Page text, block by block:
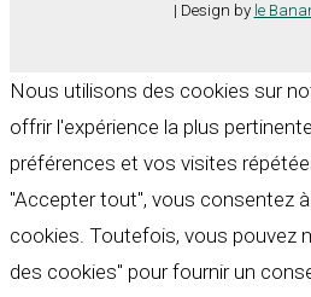
| Design by le
Nous utilisons des cookies sur
offrir l'expérience la plus
préférences et vos visites
"Accepter tout", vous consentez
cookies. Toutefois, vous pouvez
des cookies" pour fournir un